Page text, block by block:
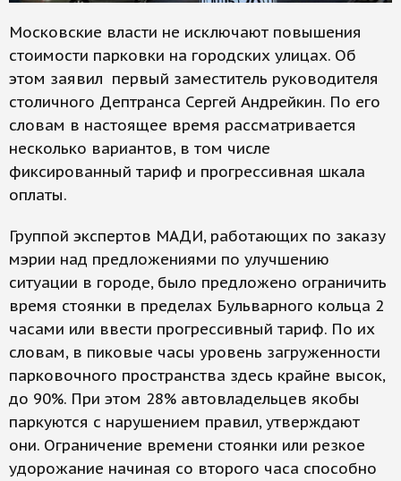
Московские власти не исключают повышения
стоимости парковки на городских улицах. Об
этом заявил первый заместитель руководителя
столичного Дептранса Сергей Андрейкин. По его
словам в настоящее время рассматривается
несколько вариантов, в том числе
фиксированный тариф и прогрессивная шкала
оплаты.
Группой экспертов МАДИ, работающих по заказу
мэрии над предложениями по улучшению
ситуации в городе, было предложено ограничить
время стоянки в пределах Бульварного кольца 2
часами или ввести прогрессивный тариф. По их
словам, в пиковые часы уровень загруженности
парковочного пространства здесь крайне высок,
до 90%. При этом 28% автовладельцев якобы
паркуются с нарушением правил, утверждают
они. Ограничение времени стоянки или резкое
удорожание начиная со второго часа способно